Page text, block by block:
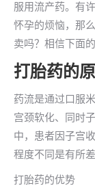
服用流产药。有
怀孕的烦恼，那
卖吗？相信下面
打胎药的
药流是通过口服
宫颈软化、同时
中，患者因子宫
程度不同是有所差
打胎药的优势